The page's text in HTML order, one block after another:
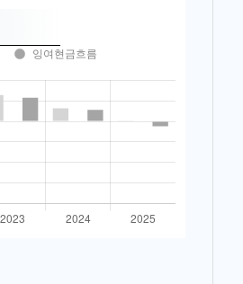
잉여현금흐름